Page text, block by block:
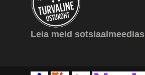
Leia meid sotsiaalmeedias